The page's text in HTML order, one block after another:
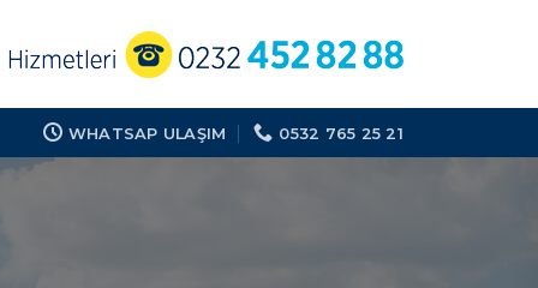
WHATSAP ULAŞIM 0532 765 25 21